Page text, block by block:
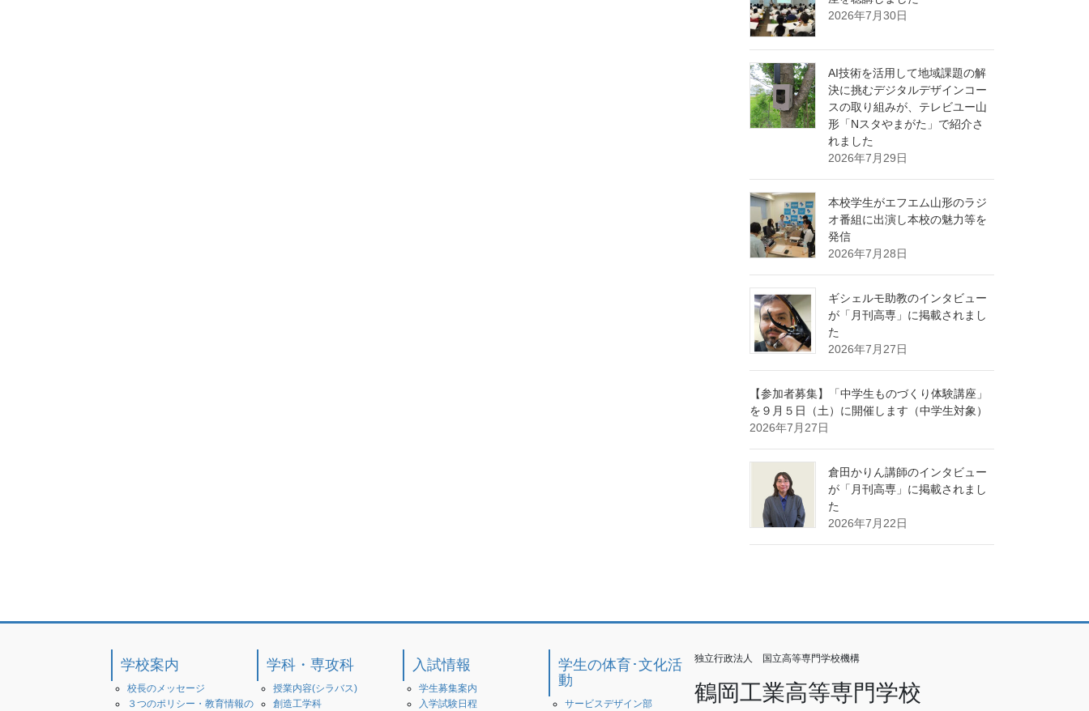
2026年7月30日
AI技術を活用して地域課題の解
決に挑むデジタルデザインコー
スの取り組みが、テレビユー山
形「Nスタやまがた」で紹介さ
れました
2026年7月29日
本校学生がエフエム山形のラジ
オ番組に出演し本校の魅力等を
発信
2026年7月28日
ギシェルモ助教のインタビュー
が「月刊高専」に掲載されまし
た
2026年7月27日
【参加者募集】「中学生ものづくり体験講座」
を９月５日（土）に開催します（中学生対象）
2026年7月27日
倉田かりん講師のインタビュー
が「月刊高専」に掲載されまし
た
2026年7月22日
学校案内
校長のメッセージ
３つのポリシー・教育情報の
学科・専攻科
授業内容(シラバス)
創造工学科
入試情報
学生募集案内
入学試験日程
学生の体育･文化活
動
サービスデザイン部
独立行政法人 国立高等専門学校機構
鶴岡工業高等専門学校